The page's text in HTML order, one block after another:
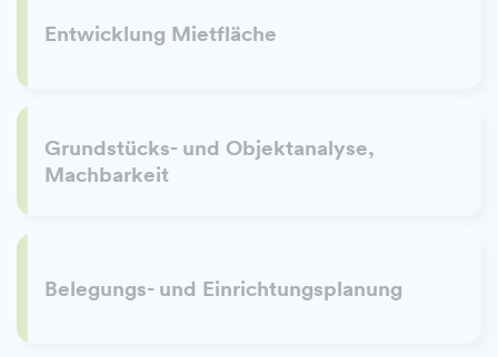
Entwicklung Mietfläche
Grundstücks- und Objektanalyse,
Machbarkeit
Belegungs- und Einrichtungsplanung